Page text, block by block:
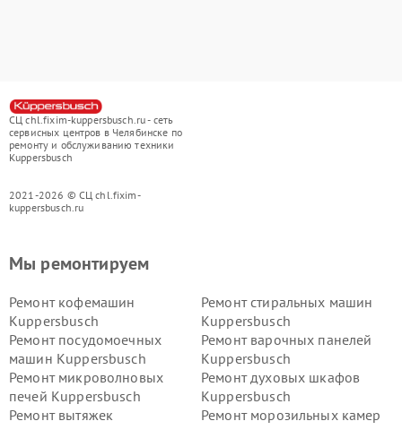
СЦ chl.fixim-kuppersbusch.ru - сеть
сервисных центров в Челябинске по
ремонту и обслуживанию техники
Kuppersbusch
2021-2026 © СЦ chl.fixim-
kuppersbusch.ru
Мы ремонтируем
Ремонт кофемашин
Kuppersbusch
Ремонт стиральных машин
Kuppersbusch
Ремонт посудомоечных
машин Kuppersbusch
Ремонт варочных панелей
Kuppersbusch
Ремонт микроволновых
печей Kuppersbusch
Ремонт духовых шкафов
Kuppersbusch
Ремонт вытяжек
Ремонт морозильных камер